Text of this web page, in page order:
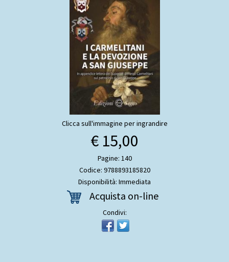
Clicca sull'immagine per ingrandire
€ 15,00
Pagine: 140
Codice: 9788893185820
Disponibilità: Immediata
Acquista on-line
Condivi: